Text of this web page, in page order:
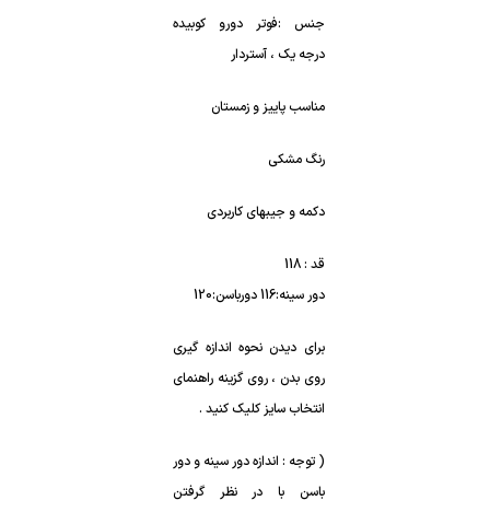
جنس :فوتر دورو کوبیده
درجه یک ، آستردار
مناسب پاییز و زمستان
رنگ مشکی
دکمه و جیبهای کاربردی
قد : 118
دور سینه:116 دورباسن:120
برای دیدن نحوه اندازه گیری
روی بدن ، روی گزینه راهنمای
انتخاب سایز کلیک کنید .
( توجه : اندازه دور سینه و دور
باسن با در نظر گرفتن